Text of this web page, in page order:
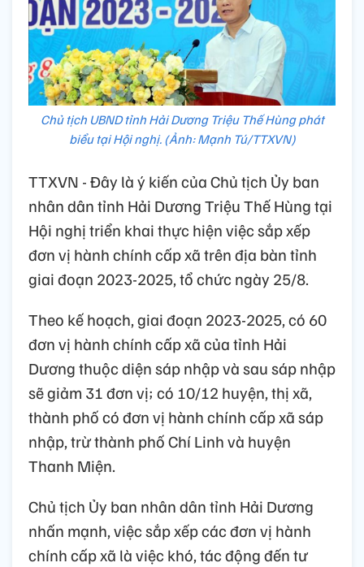
Chủ tịch UBND tỉnh Hải Dương Triệu Thế Hùng phát
biểu tại Hội nghị. (Ảnh: Mạnh Tú/TTXVN)
TTXVN - Đây là ý kiến của Chủ tịch Ủy ban
nhân dân tỉnh Hải Dương Triệu Thế Hùng tại
Hội nghị triển khai thực hiện việc sắp xếp
đơn vị hành chính cấp xã trên địa bàn tỉnh
giai đoạn 2023-2025, tổ chức ngày 25/8.
Theo kế hoạch, giai đoạn 2023-2025, có 60
đơn vị hành chính cấp xã của tỉnh Hải
Dương thuộc diện sáp nhập và sau sáp nhập
sẽ giảm 31 đơn vị; có 10/12 huyện, thị xã,
thành phố có đơn vị hành chính cấp xã sáp
nhập, trừ thành phố Chí Linh và huyện
Thanh Miện.
Chủ tịch Ủy ban nhân dân tỉnh Hải Dương
nhấn mạnh, việc sắp xếp các đơn vị hành
chính cấp xã là việc khó, tác động đến tư